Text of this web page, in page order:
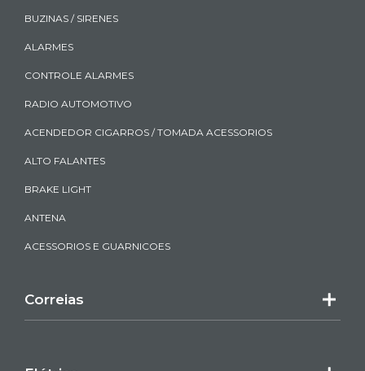
BUZINAS / SIRENES
ALARMES
CONTROLE ALARMES
RADIO AUTOMOTIVO
ACENDEDOR CIGARROS / TOMADA ACESSORIOS
ALTO FALANTES
BRAKE LIGHT
ANTENA
ACESSORIOS E GUARNICOES
Correias